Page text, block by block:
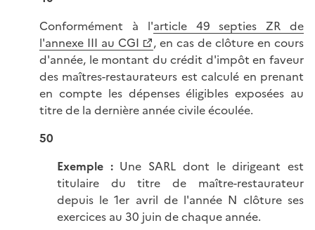
Conformément à l'article 49 septies ZR de
l'annexe III au CGI
, en cas de clôture en cours
d'année, le montant du crédit d'impôt en faveur
des maîtres-restaurateurs est calculé en prenant
en compte les dépenses éligibles exposées au
titre de la dernière année civile écoulée.
50
Exemple :Une SARL dont le dirigeant est
titulaire du titre de maître-restaurateur
depuis le 1er avril de l'année N clôture ses
exercices au 30 juin de chaque année.